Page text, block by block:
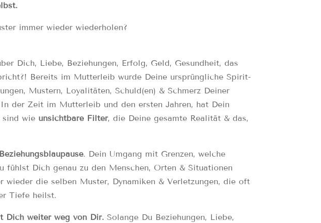
immer wieder wiederholen?
Dich, Liebe, Beziehungen, Erfolg, Geld, Gesundheit, das
Bereits im Mutterleib wurde Deine ursprüngliche Spirit-
Mustern, Loyalitäten, Schuld(en) & Schmerz Deiner
der Zeit im Mutterleib und den ersten Jahren, hat Dein
sind wie unsichtbare Filter, die Deine gesamte Realität & das,
Beziehungsblaupause. Dein Umgang mit Grenzen, welche
fühlst Dich genau zu den Menschen, Orten & Situationen
wieder die selben Muster, Dynamiken & Verletzungen, die oft
Tiefe heilst.
Dich weiter weg von Dir. Solange Du Beziehungen, Liebe,